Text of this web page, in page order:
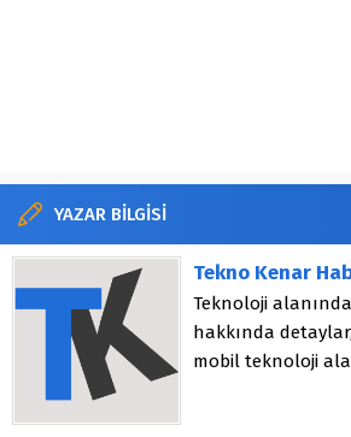
YAZAR BİLGİSİ
Tekno Kenar
Teknoloji
hakkında
mobil teknoloji